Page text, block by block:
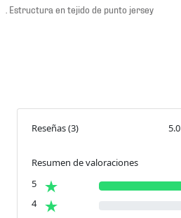
. Estructura en tejido de punto jersey
Reseñas(3) 5.0
Resumen de valoraciones
5
4